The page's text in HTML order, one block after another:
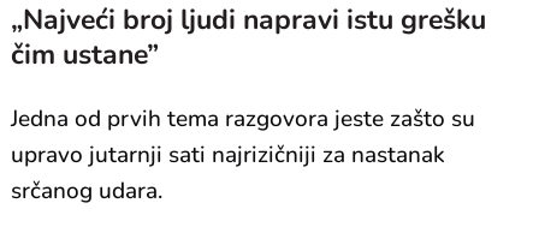
„Najveći broj ljudi napravi istu grešku
čim ustane”
Jedna od prvih tema razgovora jeste zašto su
upravo jutarnji sati najrizičniji za nastanak
srčanog udara.